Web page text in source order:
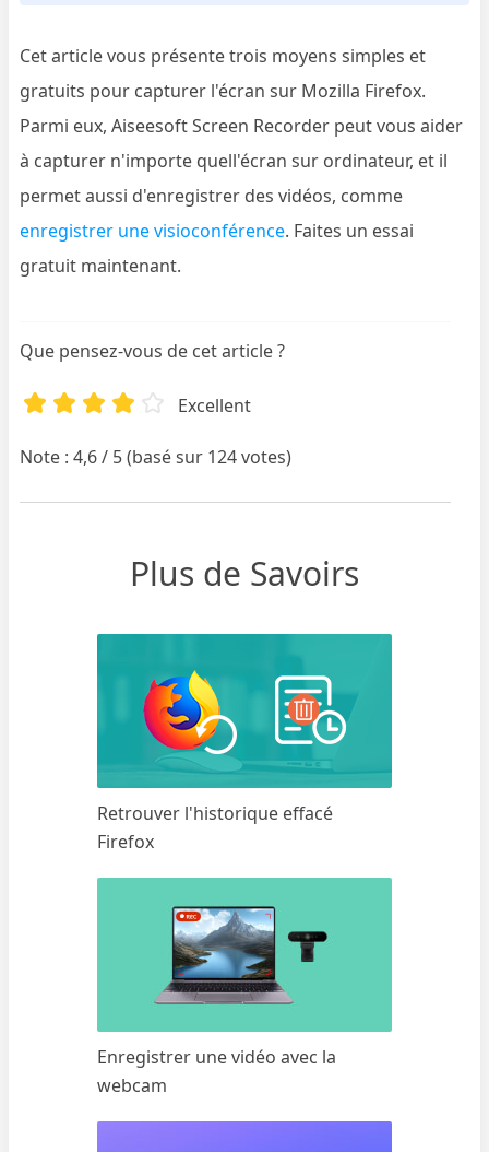
Cet article vous présente trois moyens simples et
gratuits pour capturer l'écran sur Mozilla Firefox.
Parmi eux, Aiseesoft Screen Recorder peut vous aider
à capturer n'importe quell'écran sur ordinateur, et il
permet aussi d'enregistrer des vidéos, comme
enregistrer une visioconférence. Faites un essai
gratuit maintenant.
Que pensez-vous de cet article ?
Excellent
Note : 4,6 / 5 (basé sur 124 votes)
Plus de Savoirs
Retrouver l'historique effacé
Firefox
Enregistrer une vidéo avec la
webcam